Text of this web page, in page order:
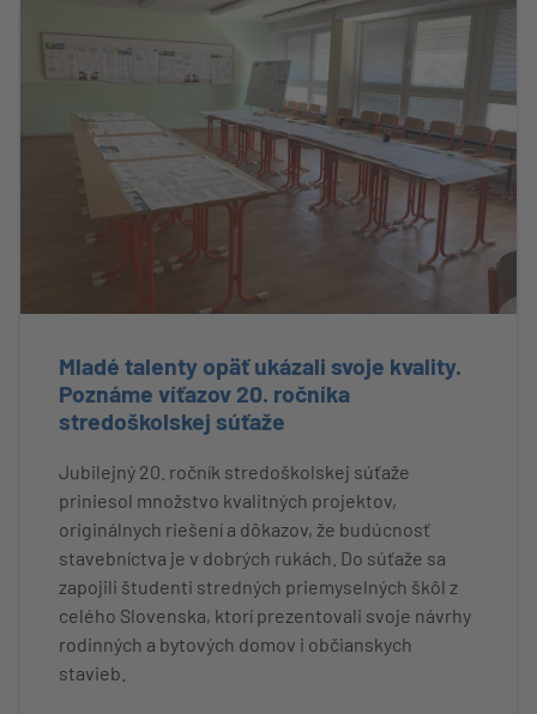
Mladé talenty opäť ukázali svoje kvality.
Poznáme víťazov 20. ročníka
stredoškolskej súťaže
Jubilejný 20. ročník stredoškolskej súťaže
priniesol množstvo kvalitných projektov,
originálnych riešení a dôkazov, že budúcnosť
stavebníctva je v dobrých rukách. Do súťaže sa
zapojili študenti stredných priemyselných škôl z
celého Slovenska, ktorí prezentovali svoje návrhy
rodinných a bytových domov i občianskych
stavieb.